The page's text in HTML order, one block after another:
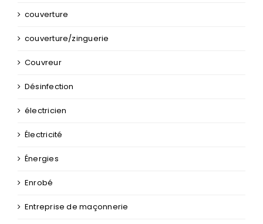
couverture
couverture/zinguerie
Couvreur
Désinfection
électricien
Électricité
Énergies
Enrobé
Entreprise de maçonnerie